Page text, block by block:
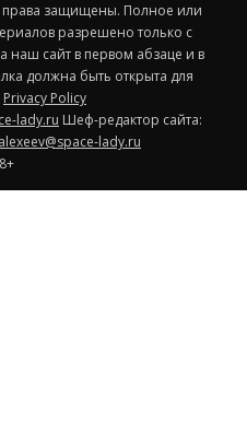
права защищены. Полное или
разрешено только с
наш сайт в первом абзаце и в
должна быть открыта для
Privacy Policy
lady.ru Шеф-редактор сайта:
alexeev@space-lady.ru